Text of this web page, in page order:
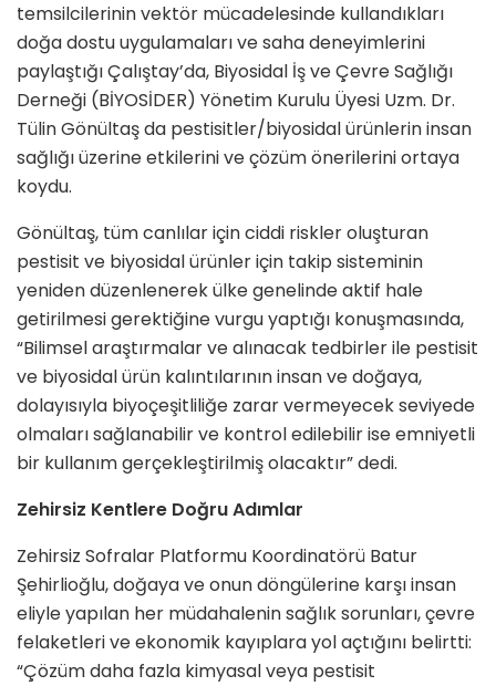
temsilcilerinin vektör mücadelesinde kullandıkları
doğa dostu uygulamaları ve saha deneyimlerini
paylaştığı Çalıştay’da, Biyosidal İş ve Çevre Sağlığı
Derneği (BİYOSİDER) Yönetim Kurulu Üyesi Uzm. Dr.
Tülin Gönültaş da pestisitler/biyosidal ürünlerin insan
sağlığı üzerine etkilerini ve çözüm önerilerini ortaya
koydu.
Gönültaş, tüm canlılar için ciddi riskler oluşturan
pestisit ve biyosidal ürünler için takip sisteminin
yeniden düzenlenerek ülke genelinde aktif hale
getirilmesi gerektiğine vurgu yaptığı konuşmasında,
“Bilimsel araştırmalar ve alınacak tedbirler ile pestisit
ve biyosidal ürün kalıntılarının insan ve doğaya,
dolayısıyla biyoçeşitliliğe zarar vermeyecek seviyede
olmaları sağlanabilir ve kontrol edilebilir ise emniyetli
bir kullanım gerçekleştirilmiş olacaktır” dedi.
Zehirsiz Kentlere Doğru Adımlar
Zehirsiz Sofralar Platformu Koordinatörü Batur
Şehirlioğlu, doğaya ve onun döngülerine karşı insan
eliyle yapılan her müdahalenin sağlık sorunları, çevre
felaketleri ve ekonomik kayıplara yol açtığını belirtti:
“Çözüm daha fazla kimyasal veya pestisit